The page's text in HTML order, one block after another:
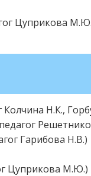
Цуприкова
Колчина Н.К.,
Гарибова Н.В.)
Цуприкова М.Ю.)